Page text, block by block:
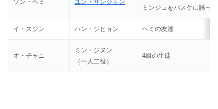
ソン・ヘミ ユン・サンジョン
ミンジュをバスケに誘っ
イ・スジン ハン・ジヒョン ヘミの友達
オ・チャニ
ミン・ジヌン
（一人二役）
4組の生徒